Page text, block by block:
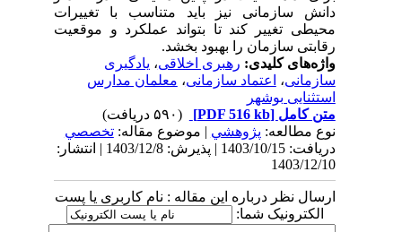
دانش سازمانی نیز باید متناسب با تغییرات
محیطی تغییر کند تا بتواند عملکرد و موقعیت
رقابتی سازمان را بهبود بخشد.
واژه‌های کلیدی:رهبری اخلاقی،یادگیری
سازمانی،اعتماد سازمانی،معلمان مدارس
استثنایی بوشهر
متن کامل[PDF 516 kb]
نوع مطالعه:پژوهشي| موضوع مقاله:تخصصي
دریافت: 1403/10/15 | پذیرش: 1403/12/8 | انتشار:
1403/12/10
ارسال نظر درباره این مقاله : نام کاربری یا پست
الکترونیک شما: